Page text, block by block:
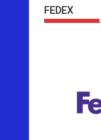
FEDEX